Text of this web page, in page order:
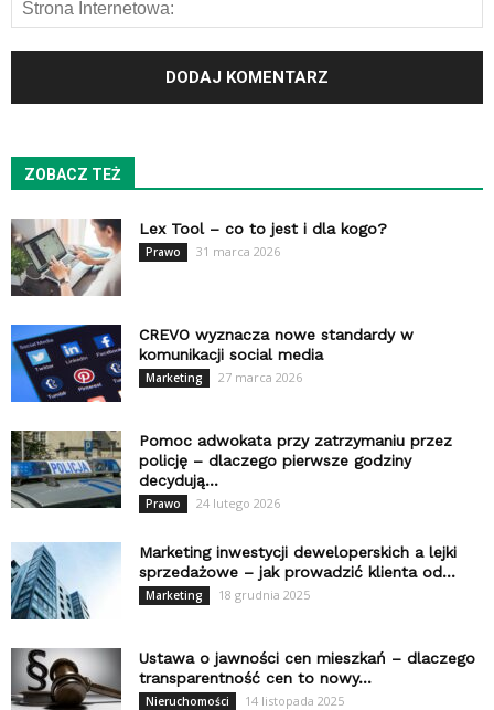
ZOBACZ TEŻ
Lex Tool – co to jest i dla kogo?
Prawo 31 marca 2026
CREVO wyznacza nowe standardy w
komunikacji social media
Marketing 27 marca 2026
Pomoc adwokata przy zatrzymaniu przez
policję – dlaczego pierwsze godziny
decydują...
Prawo 24 lutego 2026
Marketing inwestycji deweloperskich a lejki
sprzedażowe – jak prowadzić klienta od...
Marketing 18 grudnia 2025
Ustawa o jawności cen mieszkań – dlaczego
transparentność cen to nowy...
Nieruchomości 14 listopada 2025